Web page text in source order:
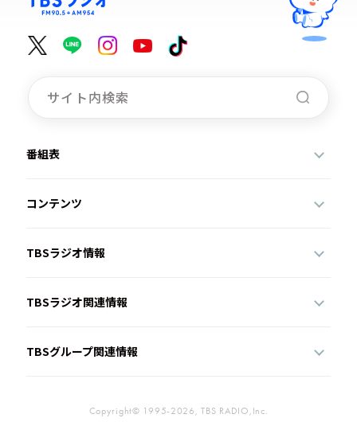
番組表
コンテンツ
TBSラジオ情報
TBSラジオ関連情報
TBSグループ関連情報
Copyright© 1995-2026, TBS RADIO,Inc.